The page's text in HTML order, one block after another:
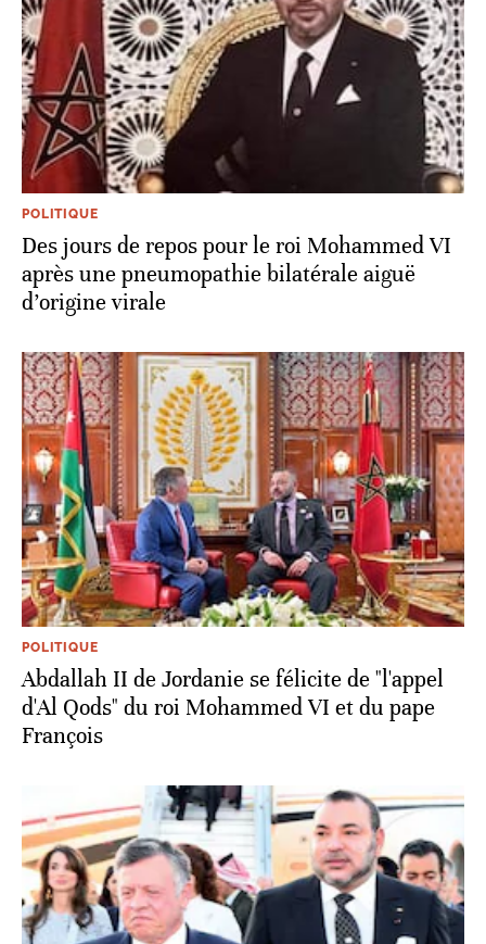
POLITIQUE
Des jours de repos pour le roi Mohammed VI
après une pneumopathie bilatérale aiguë
d’origine virale
POLITIQUE
Abdallah II de Jordanie se félicite de "l'appel
d'Al Qods" du roi Mohammed VI et du pape
François